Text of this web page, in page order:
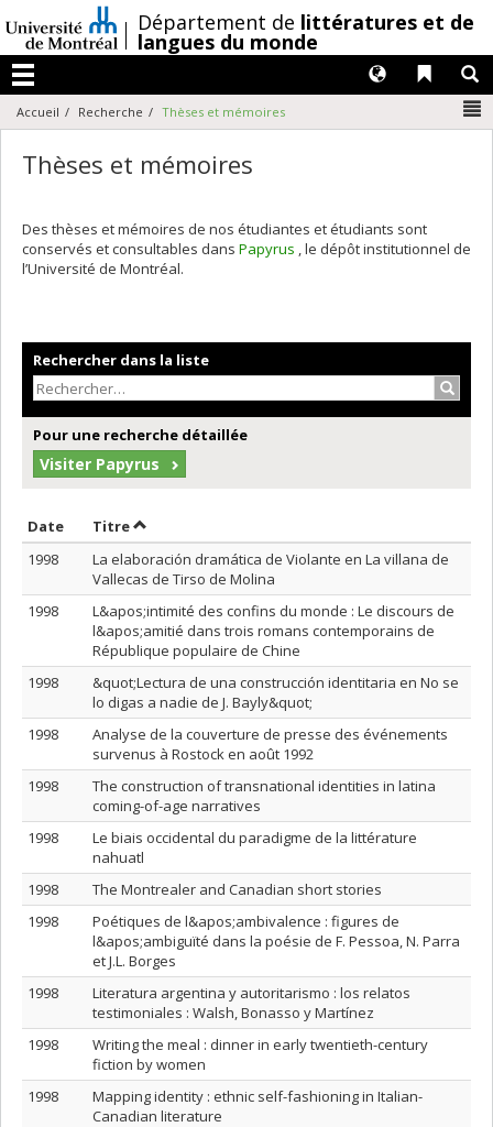
au
contenu
/Département de littératures et de
langues du monde
Menu
Liens
Langues
Accueil Recherche Thèses et mémoires
Thèses et mémoires
Des thèses et mémoires de nos étudiantes et étudiants sont
conservés et consultables dans Papyrus , le dépôt institutionnel de
l’Université de Montréal.
Rechercher dans la liste
Pour une recherche détaillée
Visiter Papyrus
Date Trier par date en ordre décroissant
TitreTrier par titre en ordre décroissant
1998
La elaboración dramática de Violante en La villana de
Vallecas de Tirso de Molina
1998
L&apos;intimité des confins du monde : Le discours de
l&apos;amitié dans trois romans contemporains de
République populaire de Chine
1998
&quot;Lectura de una construcción identitaria en No se
lo digas a nadie de J. Bayly&quot;
1998
Analyse de la couverture de presse des événements
survenus à Rostock en août 1992
1998
The construction of transnational identities in latina
coming-of-age narratives
1998
Le biais occidental du paradigme de la littérature
nahuatl
1998
The Montrealer and Canadian short stories
1998
Poétiques de l&apos;ambivalence : figures de
l&apos;ambiguïté dans la poésie de F. Pessoa, N. Parra
et J.L. Borges
1998
Literatura argentina y autoritarismo : los relatos
testimoniales : Walsh, Bonasso y Martínez
1998
Writing the meal : dinner in early twentieth-century
fiction by women
1998
Mapping identity : ethnic self-fashioning in Italian-
Canadian literature